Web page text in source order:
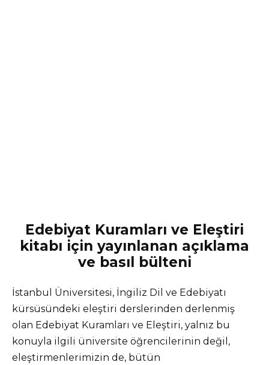
Edebiyat Kuramları ve Eleştiri
kitabı için yayınlanan açıklama
ve basıl bülteni
İstanbul Üniversitesi, İngiliz Dil ve Edebiyatı
kürsüsündeki eleştiri derslerinden derlenmiş
olan Edebiyat Kuramları ve Eleştiri, yalnız bu
konuyla ilgili üniversite öğrencilerinin değil,
eleştirmenlerimizin de, bütün